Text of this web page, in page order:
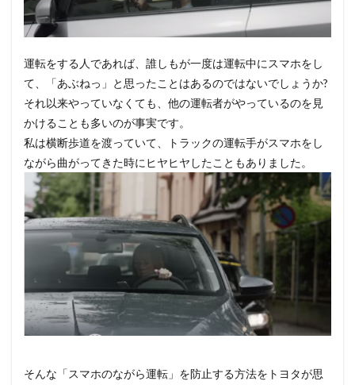
運転をする人であれば、誰しもが一度は運転中にスマホをし
て、「あぶねっ」と思ったことはあるのではないでしょうか?
それ以来やっていなくても、他の運転者がやっているのを見
かけることも多いのが事実です。
私は横断歩道を渡っていて、トラックの運転手がスマホをし
ながら曲がってきた時にヒヤヒヤしたこともありました。
そんな「スマホのながら運転」を防止する方法をトヨタが思